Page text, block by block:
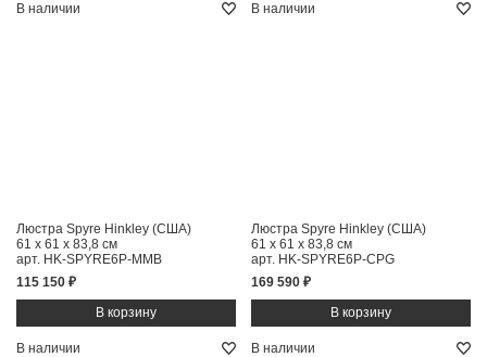
В наличии
Люстра Spyre Hinkley (США)
61 x 61 x 83,8 см
арт. HK-SPYRE6P-MMB
115 150 ₽
В наличии
Люстра Spyre Hinkley (США)
61 x 61 x 83,8 см
арт. HK-SPYRE6P-CPG
169 590 ₽
В наличии В наличии